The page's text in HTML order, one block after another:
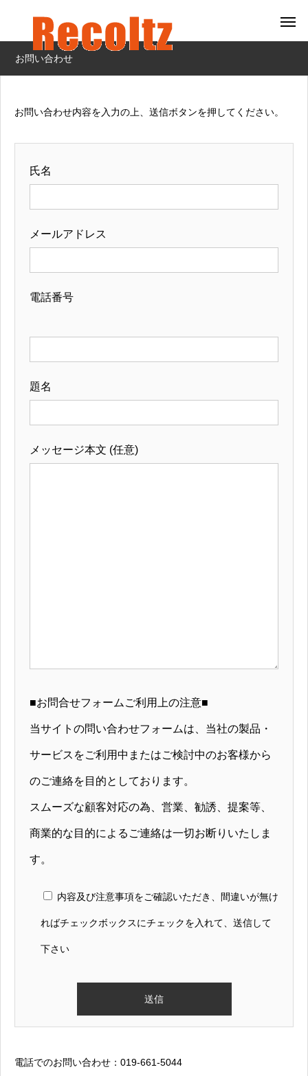
お問い合わせ
お問い合わせ内容を入力の上、送信ボタンを押してください。
氏名
メールアドレス
電話番号
題名
メッセージ本文 (任意)
■お問合せフォームご利用上の注意■
当サイトの問い合わせフォームは、当社の製品・
サービスをご利用中またはご検討中のお客様から
のご連絡を目的としております。
スムーズな顧客対応の為、営業、勧誘、提案等、
商業的な目的によるご連絡は一切お断りいたしま
す。
内容及び注意事項をご確認いただき、間違いが無け
ればチェックボックスにチェックを入れて、送信して
下さい
電話でのお問い合わせ：019-661-5044